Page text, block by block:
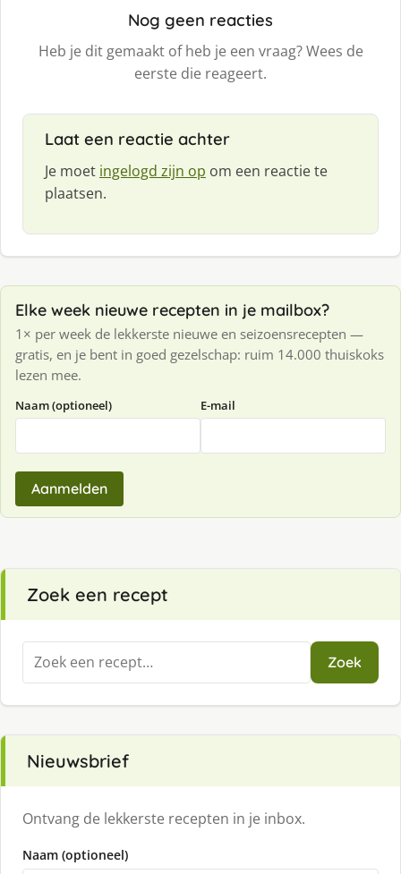
Nog geen reacties
Heb je dit gemaakt of heb je een vraag? Wees de
eerste die reageert.
Laat een reactie achter
Je moet ingelogd zijn op om een reactie te
plaatsen.
Elke week nieuwe recepten in je mailbox?
1× per week de lekkerste nieuwe en seizoensrecepten —
gratis, en je bent in goed gezelschap: ruim 14.000 thuiskoks
lezen mee.
Naam (optioneel) E-mail
Aanmelden
Zoek een recept
Zoeken
naar:
Zoek
Nieuwsbrief
Ontvang de lekkerste recepten in je inbox.
Naam (optioneel)